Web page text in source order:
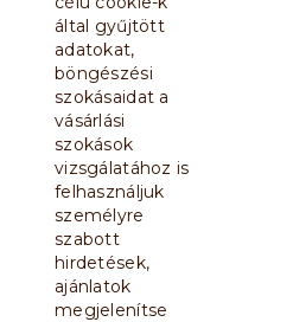
által gyűjtött
adatokat,
böngészési
szokásaidat a
vásárlási
szokások
vizsgálatához is
felhasználjuk
személyre
szabott
hirdetések,
ajánlatok
megjelenítse